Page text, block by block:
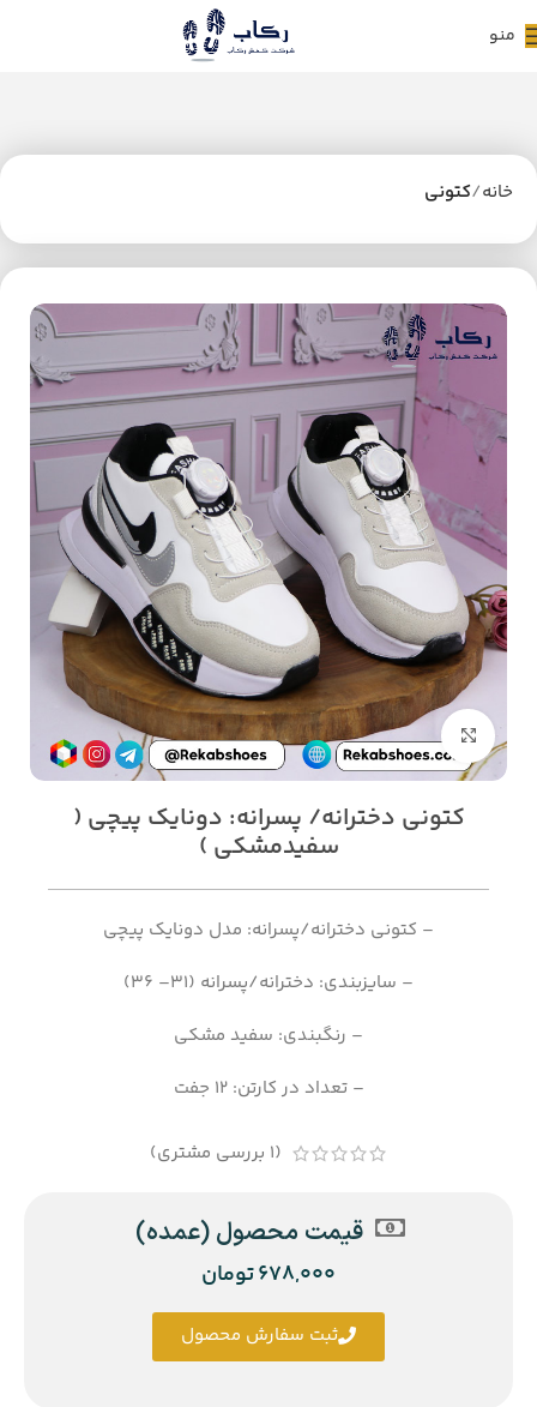
منو
خانه کتونی
کتونی دخترانه/ پسرانه: دونایک پیچی (
سفیدمشکی )
– کتونی دخترانه/پسرانه: مدل دونایک پیچی
– سایزبندی: دخترانه/پسرانه (31– 36)
– رنگبندی: سفید مشکی
– تعداد در کارتن: 12 جفت
(
1 بررسی مشتری)
قیمت محصول (عمده)
678,000تومان
ثبت سفارش محصول
بزرگنمایی تصویر